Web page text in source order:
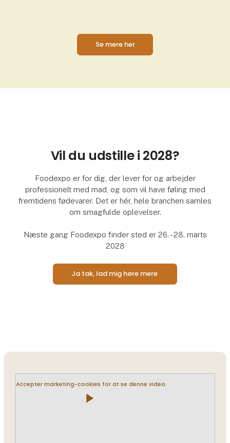
Se mere her
Vil du udstille i 2028?
Foodexpo er for dig, der lever for og arbejder
professionelt med mad, og som vil have føling med
fremtidens fødevarer. Det er hér, hele branchen samles
om smagfulde oplevelser.
Næste gang Foodexpo finder sted er 26. - 28. marts
2028
Ja tak, lad mig høre mere
Accepter marketing-cookies for at se denne video.
play_arrow